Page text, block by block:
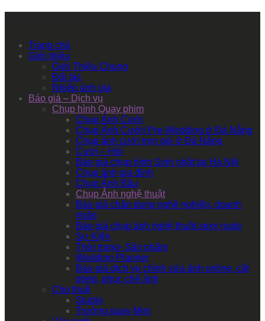
Trang chủ
Giới thiệu
Giới Thiệu Chung
Đối tác
Nhiếp ảnh gia
Báo giá – Dịch vụ
Chụp hình Quay phim
Chụp Ảnh Cưới
Chụp Ảnh Cưới| Pre-Wedding ở Đà Nẵng
Chụp ảnh cưới trọn gói ở Đà Nẵng
Cưới – Hỏi
Báo giá chụp hình Sinh nhật tại Hà Nội
Chụp ảnh gia đình
Chụp Ảnh Bầu
Chụp Ảnh nghệ thuật
Báo giá chân dung nghề nghiệp, doanh
nhân
Báo giá chụp ảnh nghệ thuật sexy nude
Sự Kiện
Thời trang- Sản phẩm
Wedding Planner
Báo giá dịch vụ chỉnh sửa ảnh online, cắt
ghép, phục chế ảnh
Cho thuê
Studio
Trường quay Mini